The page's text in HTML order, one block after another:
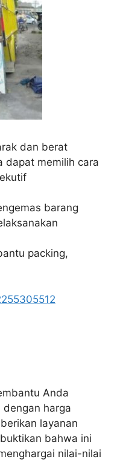
dan berat
dapat memilih cara
barang
packing,
Anda
dengan harga
layanan
bahwa ini
nilai-nilai